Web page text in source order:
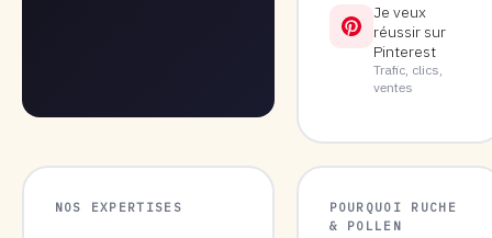
Je veux
réussir sur
Pinterest
Trafic, clics,
ventes
NOS EXPERTISES
POURQUOI RUCHE
& POLLEN